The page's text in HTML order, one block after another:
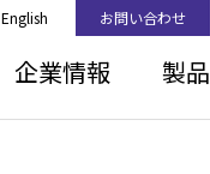
企業情報 製品
English お問い合わせ